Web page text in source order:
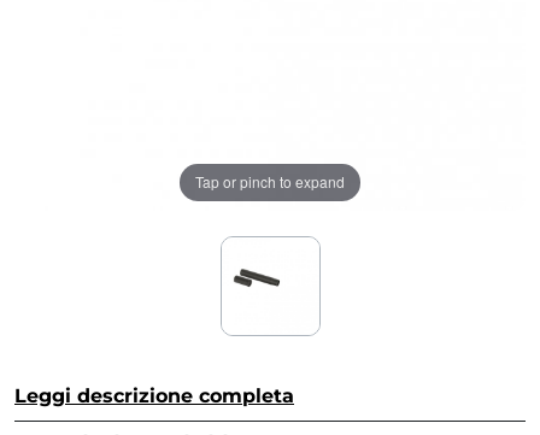
Tap or pinch to expand
Leggi descrizione completa